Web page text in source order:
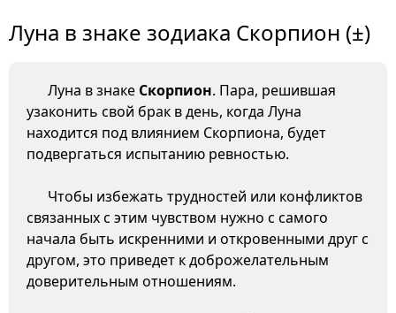
Луна в знаке зодиака Скорпион (±)
Луна в знаке Скорпион. Пара, решившая
узаконить свой брак в день, когда Луна
находится под влиянием Скорпиона, будет
подвергаться испытанию ревностью.
Чтобы избежать трудностей или конфликтов
связанных с этим чувством нужно с самого
начала быть искренними и откровенными друг с
другом, это приведет к доброжелательным
доверительным отношениям.